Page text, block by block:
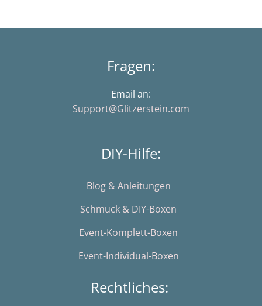
Fragen:
Email an:
Support@Glitzerstein.com
DIY-Hilfe:
Blog & Anleitungen
Schmuck & DIY-Boxen
Event-Komplett-Boxen
Event-Individual-Boxen
Rechtliches: